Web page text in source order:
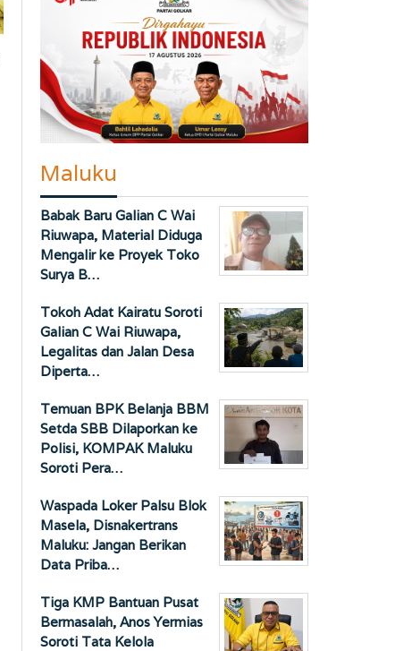
Maluku
Babak Baru Galian C Wai
Riuwapa, Material Diduga
Mengalir ke Proyek Toko
Surya B…
Tokoh Adat Kairatu Soroti
Galian C Wai Riuwapa,
Legalitas dan Jalan Desa
Diperta…
Temuan BPK Belanja BBM
Setda SBB Dilaporkan ke
Polisi, KOMPAK Maluku
Soroti Pera…
Waspada Loker Palsu Blok
Masela, Disnakertrans
Maluku: Jangan Berikan
Data Priba…
Tiga KMP Bantuan Pusat
Bermasalah, Anos Yermias
Soroti Tata Kelola